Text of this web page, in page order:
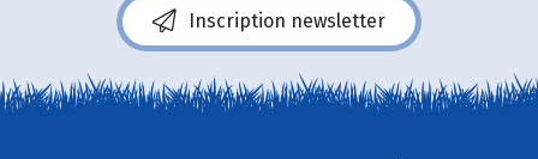
Inscription newsletter